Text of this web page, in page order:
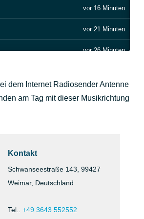
vor 16 Minuten
vor 21 Minuten
vor 26 Minuten
dem Internet Radiosender Antenne
am Tag mit dieser Musikrichtung
Kontakt
Schwanseestraße 143, 99427
Weimar, Deutschland
Tel.: +49 3643 552552